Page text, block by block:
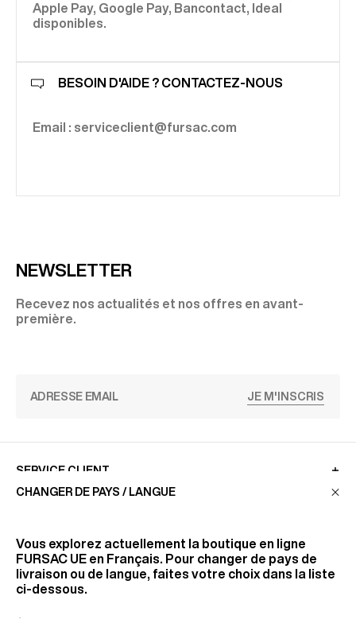
Apple Pay, Google Pay, Bancontact, Ideal
disponibles.
BESOIN D'AIDE ? CONTACTEZ-NOUS
Email : serviceclient@fursac.com
NEWSLETTER
Recevez nos actualités et nos offres en avant-
première.
JE M'INSCRIS
SERVICE CLIENT
RETROUVEZ-NOUS
CHANGER DE PAYS / LANGUE
Vous explorez actuellement la boutique en ligne
FURSAC UE en Français. Pour changer de pays de
livraison ou de langue, faites votre choix dans la liste
ci-dessous.